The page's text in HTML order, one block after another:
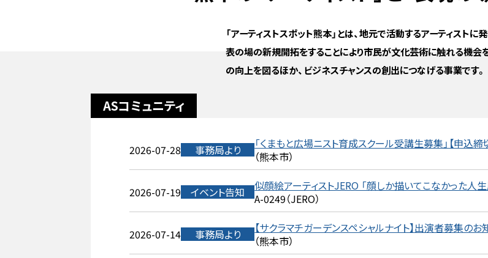
「アーティストスポット熊本」とは、地元で活動するアーティストに
表の場の新規開拓をすることにより市民が文化芸術に触れる機会
の向上を図るほか、ビジネスチャンスの創出につなげる事業です。
ASコミュニティ
2026-07-28 事務局より
「くまもと広場ニスト育成スクール受講生募集」【申込
（熊本市）
2026-07-19 イベント告知
似顔絵アーティストJERO 「顔しか描いてこなかった
A-0249（JERO）
2026-07-14 事務局より
【サクラマチガーデンスペシャルナイト】出演者募集のお
（熊本市）